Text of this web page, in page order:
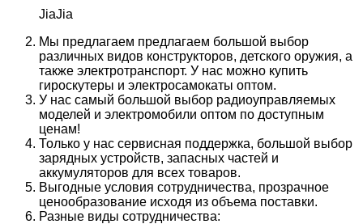
JiaJia
Мы предлагаем предлагаем большой выбор
различных видов конструкторов, детского оружия, а
также электротранспорт. У нас можно купить
гироскутеры и электросамокаты оптом.
У нас самый большой выбор радиоуправляемых
моделей и электромобили оптом по доступным
ценам!
Только у нас сервисная поддержка, большой выбор
зарядных устройств, запасных частей и
аккумуляторов для всех товаров.
Выгодные условия сотрудничества, прозрачное
ценообразование исходя из объема поставки.
Разные виды сотрудничества: